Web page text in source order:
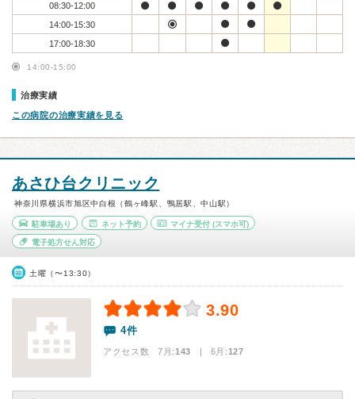
08:30-12:00
14:00-15:30
17:00-18:30
14:00-15:00
治療実績
この病院の治療実績を見る
あさひ台クリニック
神奈川県横浜市旭区中白根（鶴ヶ峰駅、鴨居駅、中山駅）
駐車場あり ネット予約 マイナ受付 (スマホ可)
電子処方せん対応
土曜（〜13:30）
3.90
4件
アクセス数 7月:143 | 6月:127